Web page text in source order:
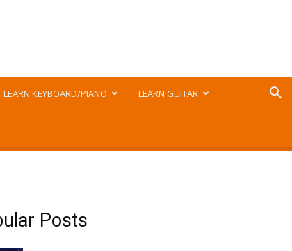
LEARN KEYBOARD/PIANO LEARN GUITAR
Posts